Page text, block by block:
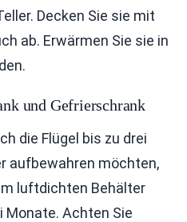
Decken Sie sie mit
ab. Erwärmen Sie sie in
und Gefrierschrank
die Flügel bis zu drei
aufbewahren möchten,
luftdichten Behälter
Monate. Achten Sie